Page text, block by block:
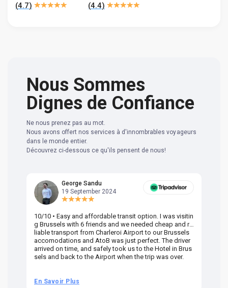
(4.7) (4.4)
Nous Sommes
Dignes de Confiance
Ne nous prenez pas au mot.
Nous avons offert nos services à d'innombrables voyageurs
dans le monde entier.
Découvrez ci-dessous ce qu'ils pensent de nous!
George Sandu
19 September 2024
10/10 • Easy and affordable transit option. I was visitin
g Brussels with 6 friends and we needed cheap and re
liable transport from Charleroi Airport to our Brussels
accomodations and AtoB was just perfect. The driver
arrived on time, and safely took us to the Hotel in Brus
sels and back to the Airport when the trip was over.
En Savoir Plus